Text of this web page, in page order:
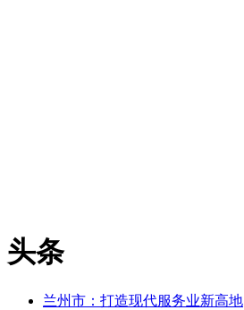
头条
兰州市：打造现代服务业新高地